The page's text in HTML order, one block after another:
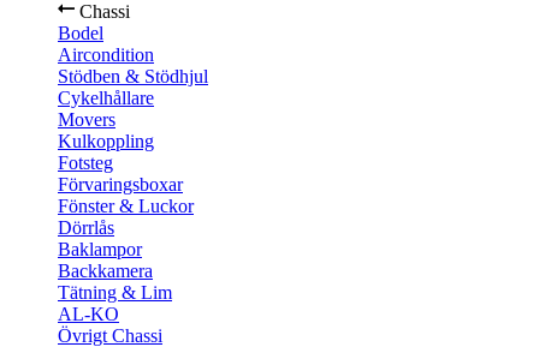
Chassi
Bodel
Aircondition
Stödben & Stödhjul
Cykelhållare
Movers
Kulkoppling
Fotsteg
Förvaringsboxar
Fönster & Luckor
Dörrlås
Baklampor
Backkamera
Tätning & Lim
AL-KO
Övrigt Chassi